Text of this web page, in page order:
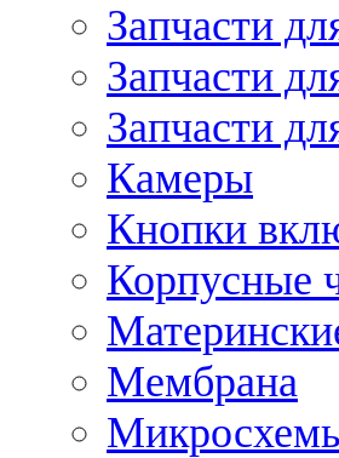
Запчасти
Запчасти
Запчасти
Камеры
Кнопки
Корпусные
Мембрана